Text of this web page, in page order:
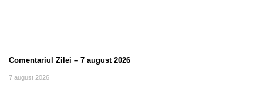
Comentariul Zilei – 7 august 2026
7 august 2026